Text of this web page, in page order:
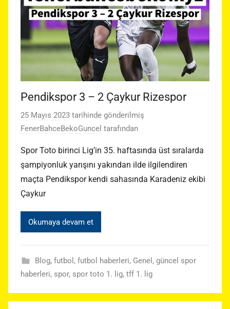
Pendikspor 3 – 2 Çaykur Rizespor
25 Mayıs 2023 tarihinde gönderilmiş
FenerBahceBekoGuncel tarafından
Spor Toto birinci Lig’in 35. haftasında üst sıralarda
şampiyonluk yarışını yakından ilde ilgilendiren
maçta Pendikspor kendi sahasında Karadeniz ekibi
Çaykur
Okumaya devam et
Blog, futbol , futbol haberleri, Genel , güncel spor
haberleri, spor, spor toto 1. lig, tff 1. lig